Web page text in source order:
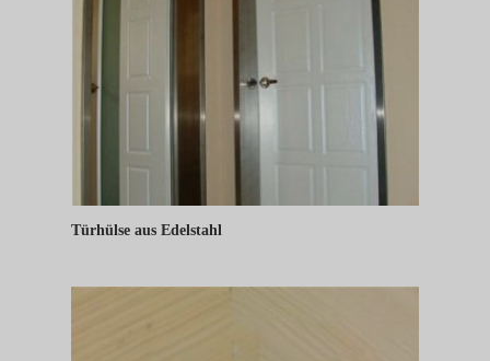
Türhülse aus Edelstahl